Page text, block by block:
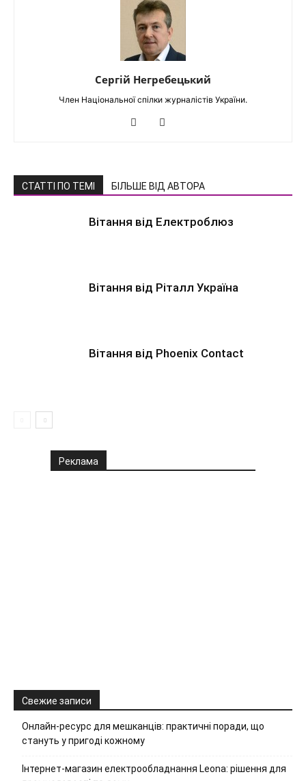
Сергій Негребецький
Член Національної спілки журналістів України.
СТАТТІ ПО ТЕМІ БІЛЬШЕ ВІД АВТОРА
Вітання від Електроблюз
Вітання від Ріталл Україна
Вітання від Phoenix Contact
Реклама
Свежие записи
Онлайн-ресурс для мешканців: практичні поради, що
стануть у пригоді кожному
Інтернет-магазин електрообладнання Leona: рішення для